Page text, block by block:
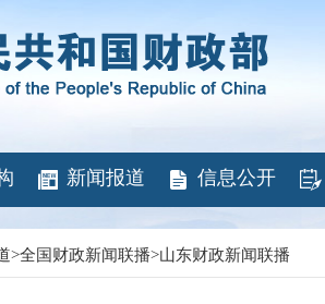
新闻报道 信息公开
>全国财政新闻联播>山东财政新闻联播